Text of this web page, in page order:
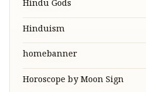
Hindu Gods
Hinduism
homebanner
Horoscope by Moon Sign